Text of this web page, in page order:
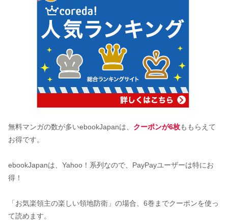
無料マンガの数が多いebookJapanは、 クーポンが6枚ももらえて
お得です。
ebookJapanは、Yahoo！系列なので、PayPayユーザーは特にお
得！
「お気楽領主の楽しい領地防衛」の場合、6巻までクーポンを使っ
て読めます。